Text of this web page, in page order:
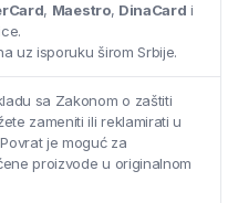
, Maestro, DinaCard i
uz isporuku širom Srbije.
sa Zakonom o zaštiti
zameniti ili reklamirati u
je moguć za
proizvode u originalnom